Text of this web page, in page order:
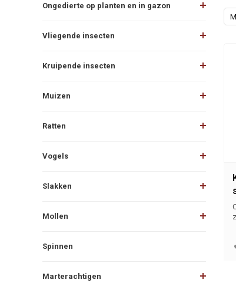
Ongedierte op planten en in gazon
Vliegende insecten
Kruipende insecten
Muizen
Ratten
Vogels
Slakken
Mollen
Spinnen
Marterachtigen